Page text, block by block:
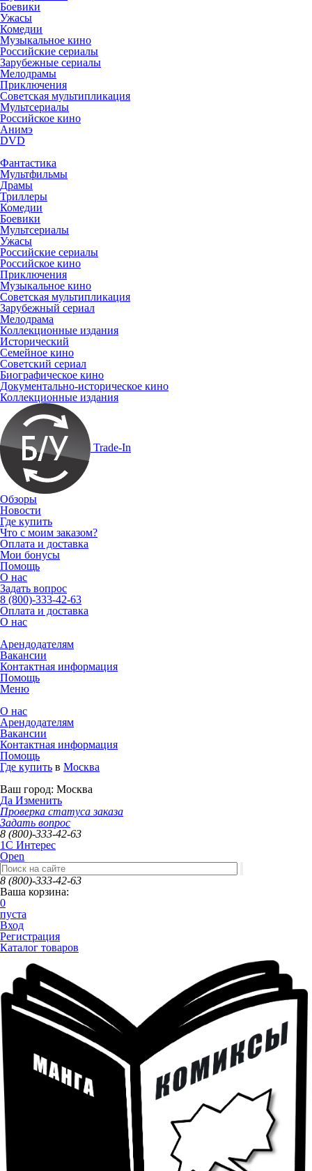
Боевики
Ужасы
Комедии
Музыкальное кино
Российские сериалы
Зарубежные сериалы
Мелодрамы
Приключения
Советская мультипликация
Мультсериалы
Российское кино
Анимэ
DVD
Фантастика
Мультфильмы
Драмы
Триллеры
Комедии
Боевики
Мультсериалы
Ужасы
Российские сериалы
Российское кино
Приключения
Музыкальное кино
Советская мультипликация
Зарубежный сериал
Мелодрама
Коллекционные издания
Исторический
Семейное кино
Советский сериал
Биографическое кино
Документально-историческое кино
Коллекционные издания
Trade-In
Обзоры
Новости
Где купить
Что с моим заказом?
Оплата и доставка
Мои бонусы
Помощь
О нас
Задать вопрос
8 (800)-333-42-63
Оплата и доставка
О нас
Арендодателям
Вакансии
Контактная информация
Помощь
Меню
О нас
Арендодателям
Вакансии
Контактная информация
Помощь
Где купить в Москва
Ваш город: Москва
Да Изменить
Проверка статуса заказа
Задать вопрос
8 (800)-333-42-63
1C Интерес
Open
8 (800)-333-42-63
Ваша корзина:
0
пуста
Вход
Регистрация
Каталог товаров